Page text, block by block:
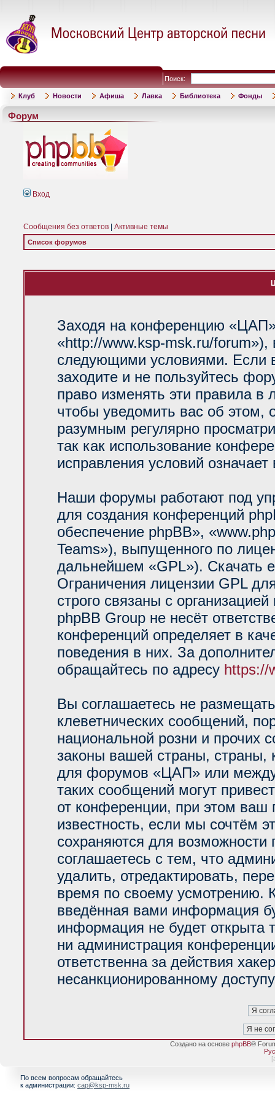
Поиск:
Клуб Новости Афиша Лавка Библиотека Фонды
Форум
Вход
Сообщения без ответов Активные темы
Список форумов
Заходя на конференцию
«http://www.ksp-msk.ru/forum»),
следующими условиями. Если
заходите и не пользуйтесь
право изменять эти правила
чтобы уведомить вас об
разумным регулярно
так как использование
исправления условий
Наши форумы работают под
для создания конференций
обеспечение phpBB»,
Teams»), выпущенного по
дальнейшем «GPL»). Скачать
Ограничения лицензии GPL
строго связаны с
phpBB Group не несёт
конференций определяет в
поведения в них. За
обращайтесь по адресу https://
Вы соглашаетесь не
клеветнических сообщений,
национальной розни и прочих
законы вашей страны, страны,
для форумов «ЦАП» или
таких сообщений могут
от конференции, при этом ваш
известность, если мы сочтём
сохраняются для возможности
соглашаетесь с тем, что
удалить, отредактировать,
время по своему усмотрению.
введённая вами информация
информация не будет открыта
ни администрация
ответственна за действия
несанкционированному
Создано на основе phpBB®
[
По всем вопросам обращайтесь
к администрации: cap@ksp-msk.ru